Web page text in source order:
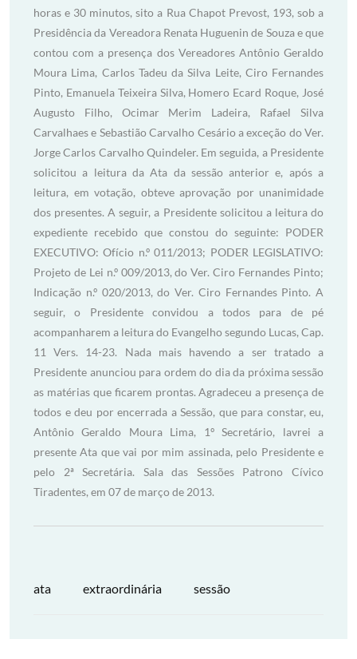
horas e 30 minutos, sito a Rua Chapot Prevost, 193, sob a
Presidência da Vereadora Renata Huguenin de Souza e que
contou com a presença dos Vereadores Antônio Geraldo
Moura Lima, Carlos Tadeu da Silva Leite, Ciro Fernandes
Pinto, Emanuela Teixeira Silva, Homero Ecard Roque, José
Augusto Filho, Ocimar Merim Ladeira, Rafael Silva
Carvalhaes e Sebastião Carvalho Cesário a exceção do Ver.
Jorge Carlos Carvalho Quindeler. Em seguida, a Presidente
solicitou a leitura da Ata da sessão anterior e, após a
leitura, em votação, obteve aprovação por unanimidade
dos presentes. A seguir, a Presidente solicitou a leitura do
expediente recebido que constou do seguinte: PODER
EXECUTIVO: Ofício n.º 011/2013; PODER LEGISLATIVO:
Projeto de Lei n.º 009/2013, do Ver. Ciro Fernandes Pinto;
Indicação n.º 020/2013, do Ver. Ciro Fernandes Pinto. A
seguir, o Presidente convidou a todos para de pé
acompanharem a leitura do Evangelho segundo Lucas, Cap.
11 Vers. 14-23. Nada mais havendo a ser tratado a
Presidente anunciou para ordem do dia da próxima sessão
as matérias que ficarem prontas. Agradeceu a presença de
todos e deu por encerrada a Sessão, que para constar, eu,
Antônio Geraldo Moura Lima, 1º Secretário, lavrei a
presente Ata que vai por mim assinada, pelo Presidente e
pelo 2ª Secretária. Sala das Sessões Patrono Cívico
Tiradentes, em 07 de março de 2013.
ata extraordinária sessão